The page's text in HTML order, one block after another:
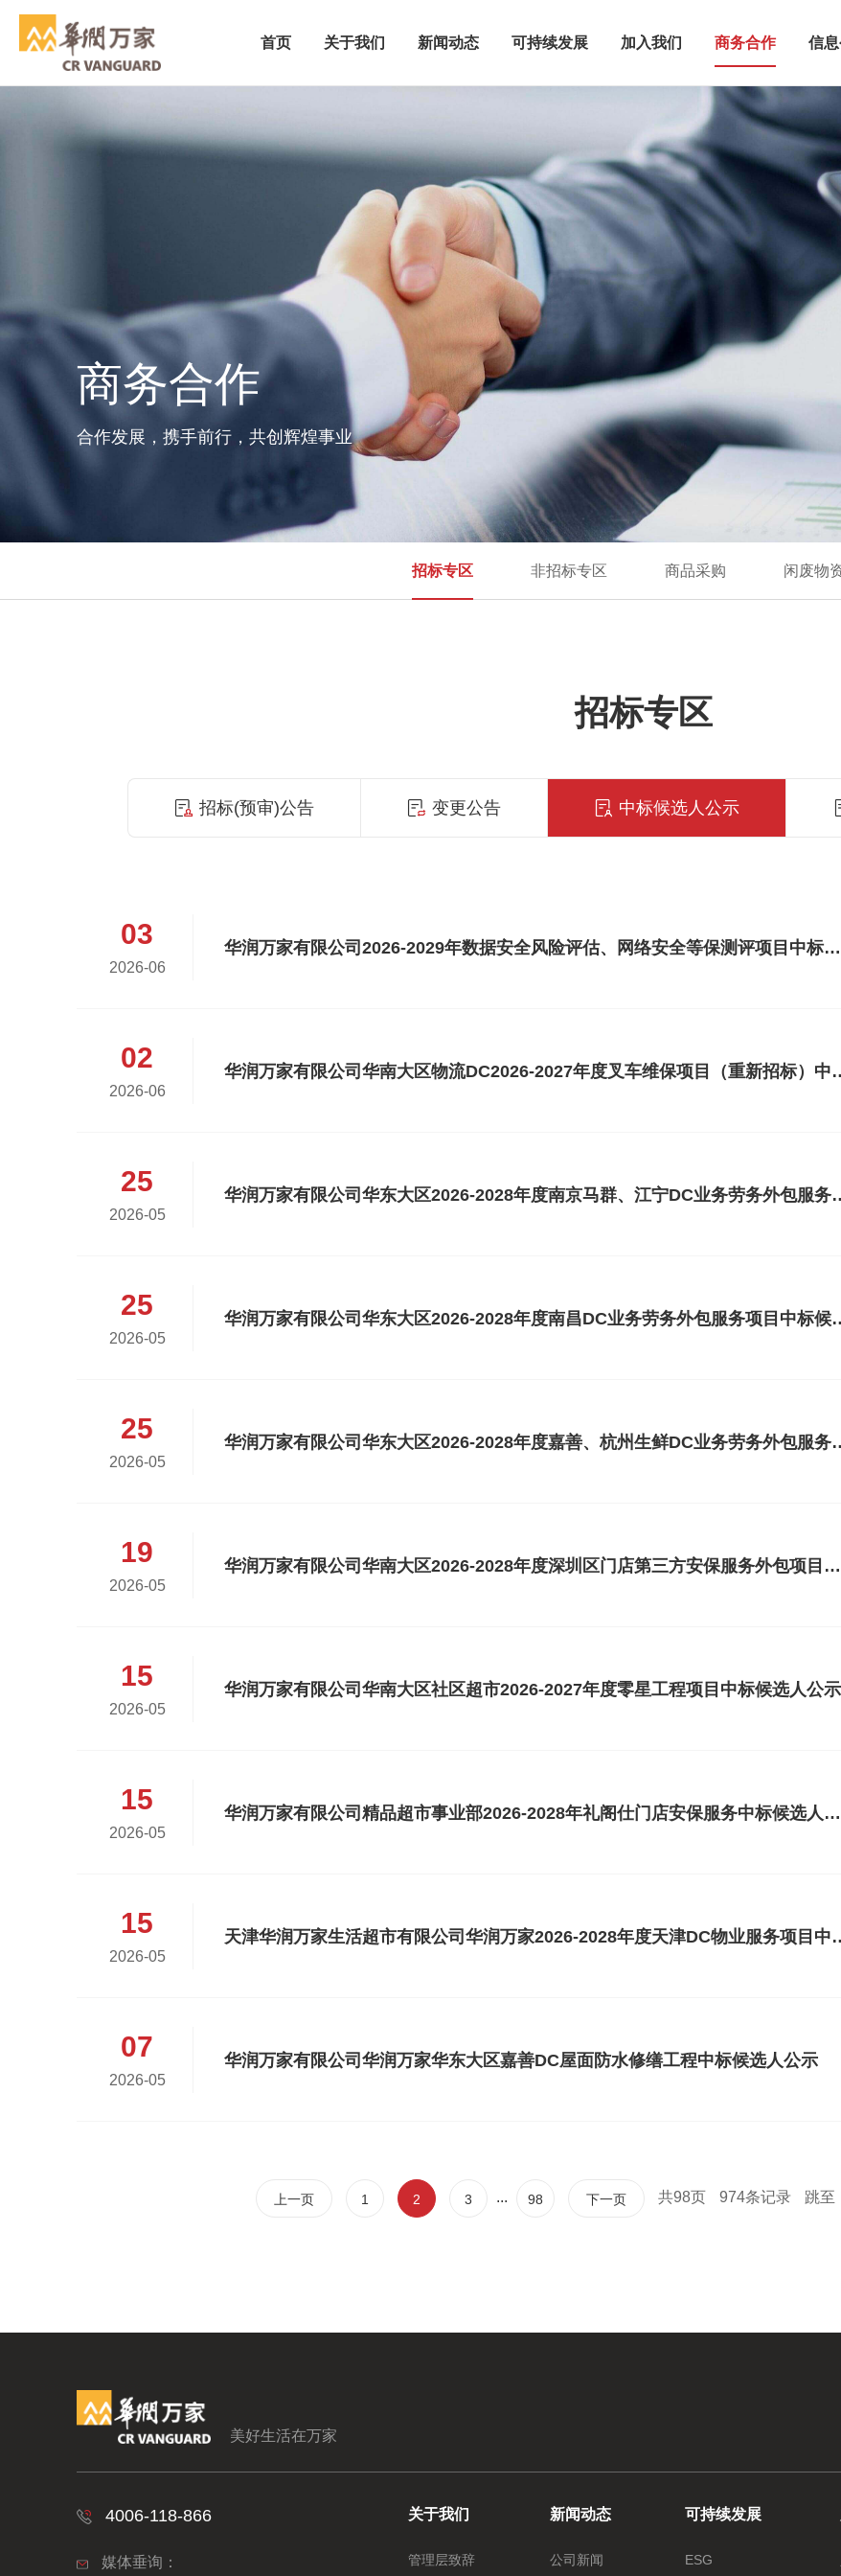
首页 关于我们 新闻动态 可持续发展 加入我们 商务合作 信
商务合作
合作发展，携手前行，共创辉煌事业
招标专区 非招标专区 商品采购 闲废物
招标专区
招标(预审)公告 变更公告 中标候选人公示
03
2026-06
华润万家有限公司2026-2029年数据安全风险评估、网络安全等保测评项目中标候选人公示
02
2026-06
华润万家有限公司华南大区物流
25
2026-05
华润万家有限公司华东大区2026-
25
2026-05
华润万家有限公司华东大区
25
2026-05
华润万家有限公司华东大区2026-
19
2026-05
华润万家有限公司华南大区2026-2028年度深圳区门店第三方安保服务外包项目中标候选人公示
15
2026-05
华润万家有限公司华南大区社区超市2026-2027年度零星工程项目中标候选人公示
15
2026-05
华润万家有限公司精品超市事业部2026-2028年礼阁仕门店安保服务中标候选人公示
15
2026-05
天津华润万家生活超市有限公司
07
2026-05
华润万家有限公司华润万家华东大区嘉善DC屋面防水修缮工程中标候选人公示
上一页 1 2 3 ... 98 下一页 共98页 974条记录 跳至
美好生活在万家
4006-118-866
媒体垂询：
关于我们
管理层致辞
新闻动态
公司新闻
可持续发展
ESG